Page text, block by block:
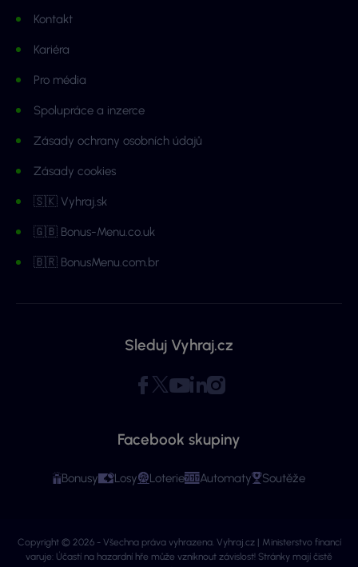
Kontakt
Kariéra
Pro média
Spolupráce a inzerce
Zásady ochrany osobních údajů
Zásady cookies
🇸🇰 Vyhraj.sk
🇬🇧 Bonus-Menu.co.uk
🇧🇷 BonusMenu.com.br
Sleduj Vyhraj.cz
Facebook skupiny
Bonusy Losy Loterie Automaty Soutěže
Copyright © 2026 - Všechna práva vyhrazena. Vyhraj.cz | Ministerstvo financí
varuje: Účastí na hazardní hře může vzniknout závislost! Stránky mají čistě